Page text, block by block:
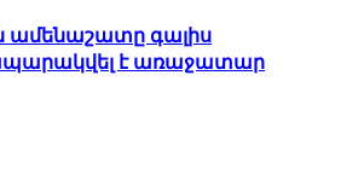
ամենաշատը գալիս
է առաջատար